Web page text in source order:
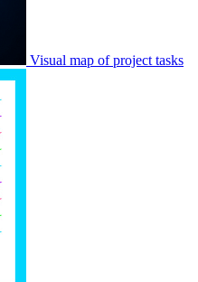
Visual map of project tasks